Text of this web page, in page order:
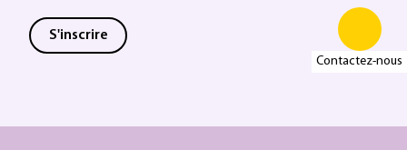
Contactez-nous
S'inscrire